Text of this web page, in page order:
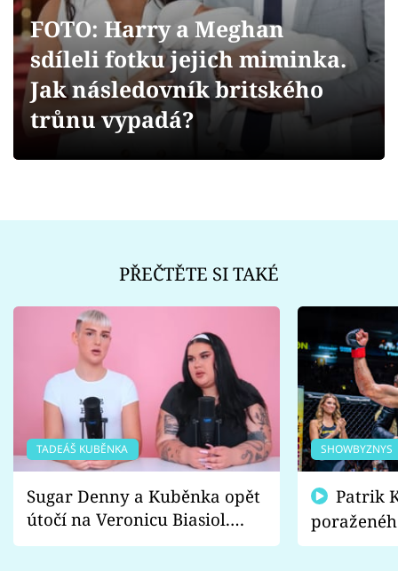
Videa
Sledujte prima+
FOTO: Harry a Meghan
sdíleli fotku jejich miminka.
Jak následovník britského
trůnu vypadá?
PŘEČTĚTE SI TAKÉ
TADEÁŠ KUBĚNKA
Sugar Denny a Kuběnka opět
útočí na Veronicu Biasiol.
Proč je podle nich falešná a
SHOWBYZNYS
fanoušci